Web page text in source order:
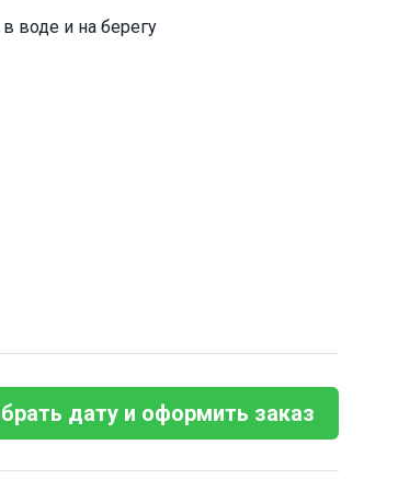
воде и на берегу
дату и оформить заказ